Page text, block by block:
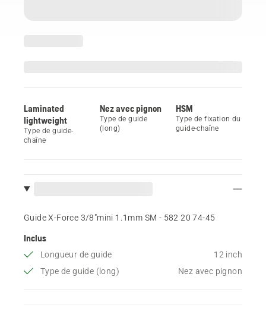
Laminated
lightweight
Type de guide-
chaîne
Nez avec pignon
Type de guide
(long)
HSM
Type de fixation du
guide-chaîne
Guide X-Force 3/8"mini 1.1mm SM - 582 20 74‑45
Inclus
Longueur de guide
12 inch
Type de guide (long)
Nez avec pignon